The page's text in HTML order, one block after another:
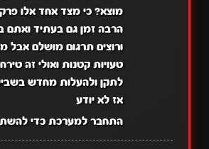
מוצא? כי מצד אחד אלו
הרבה זמן גם בעתיד ואתם
ורוצים תרגום מושלם אבל
טעויות קטנות ואולי זה
לתקן ולהעלות מחדש
אז לא יודע
התחבר למערכת כדי